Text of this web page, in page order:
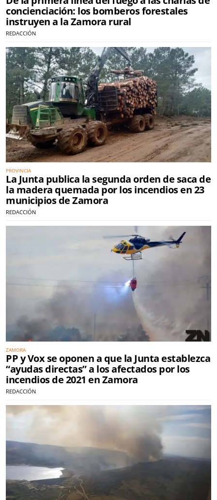
concienciación: los bomberos forestales
instruyen a la Zamora rural
REDACCIÓN
PROVINCIA
La Junta publica la segunda orden de saca de
la madera quemada por los incendios en 23
municipios de Zamora
REDACCIÓN
ZAMORA
PP y Vox se oponen a que la Junta establezca
“ayudas directas” a los afectados por los
incendios de 2021 en Zamora
REDACCIÓN